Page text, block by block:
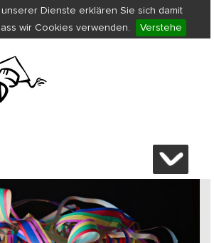
unserer Dienste erklären Sie sich damit
wir Cookies verwenden.
Verstehe